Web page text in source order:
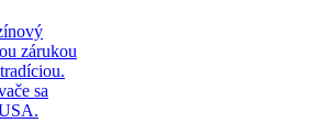
zárukou
sa